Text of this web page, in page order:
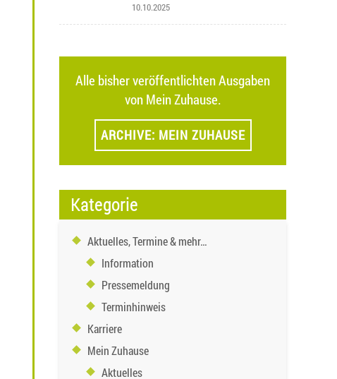
10.10.2025
Alle bisher veröffentlichten Ausgaben
von Mein Zuhause.
ARCHIVE: MEIN ZUHAUSE
Kategorie
Aktuelles, Termine & mehr…
Information
Pressemeldung
Terminhinweis
Karriere
Mein Zuhause
Aktuelles